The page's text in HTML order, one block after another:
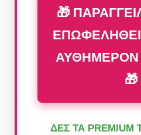
🎁
ΑΥΘΗΜΕΡΟΝ
🎁
ΔΕΣ ΤΑ PREMIUM